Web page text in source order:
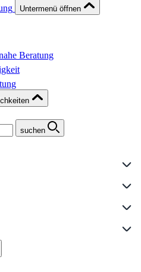
Untermenü öffnen
Beratung
suchen